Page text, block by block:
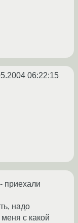
06:22:15
приехали
надо
с какой